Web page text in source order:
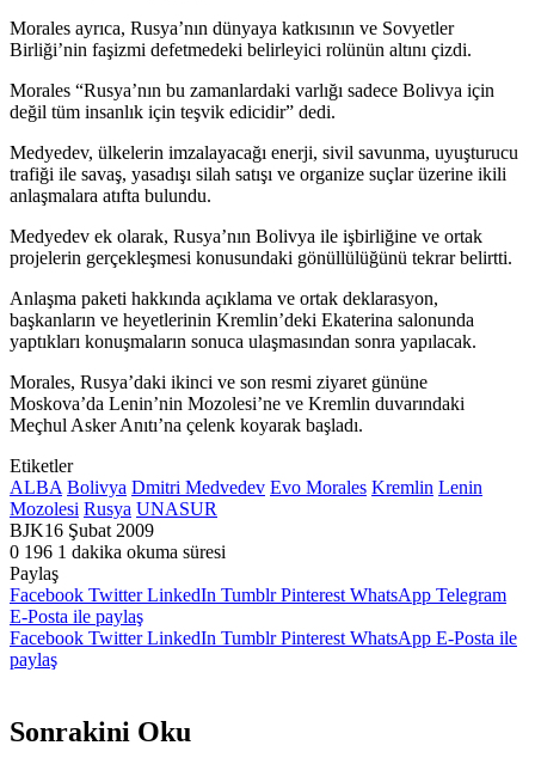
Morales ayrıca, Rusya’nın dünyaya katkısının ve Sovyetler
Birliği’nin faşizmi defetmedeki belirleyici rolünün altını çizdi.
Morales “Rusya’nın bu zamanlardaki varlığı sadece Bolivya için
değil tüm insanlık için teşvik edicidir” dedi.
Medyedev, ülkelerin imzalayacağı enerji, sivil savunma, uyuşturucu
trafiği ile savaş, yasadışı silah satışı ve organize suçlar üzerine ikili
anlaşmalara atıfta bulundu.
Medyedev ek olarak, Rusya’nın Bolivya ile işbirliğine ve ortak
projelerin gerçekleşmesi konusundaki gönüllülüğünü tekrar belirtti.
Anlaşma paketi hakkında açıklama ve ortak deklarasyon,
başkanların ve heyetlerinin Kremlin’deki Ekaterina salonunda
yaptıkları konuşmaların sonuca ulaşmasından sonra yapılacak.
Morales, Rusya’daki ikinci ve son resmi ziyaret gününe
Moskova’da Lenin’nin Mozolesi’ne ve Kremlin duvarındaki
Meçhul Asker Anıtı’na çelenk koyarak başladı.
Etiketler
ALBA Bolivya Dmitri Medvedev Evo Morales Kremlin Lenin
Mozolesi Rusya UNASUR
BJK16 Şubat 2009
0 196 1 dakika okuma süresi
Paylaş
Facebook Twitter LinkedIn Tumblr Pinterest WhatsApp Telegram
E-Posta ile paylaş
Facebook Twitter LinkedIn Tumblr Pinterest WhatsApp E-Posta ile
paylaş
Sonrakini Oku